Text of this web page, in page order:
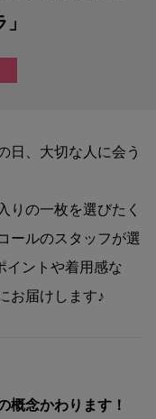
日、大切な人に会う
りの一枚を選びたく
ールのスタッフが選
イントや着用感な
お届けします♪
念かわります！